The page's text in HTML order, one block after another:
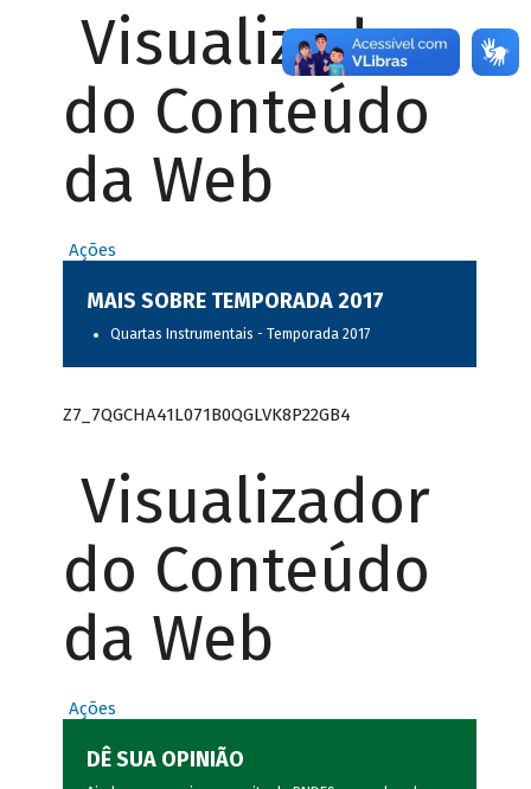
Visualizador
do Conteúdo
da Web
Ações
MAIS SOBRE TEMPORADA 2017
Quartas Instrumentais - Temporada 2017
Z7_7QGCHA41L071B0QGLVK8P22GB4
Visualizador
do Conteúdo
da Web
Ações
DÊ SUA OPINIÃO